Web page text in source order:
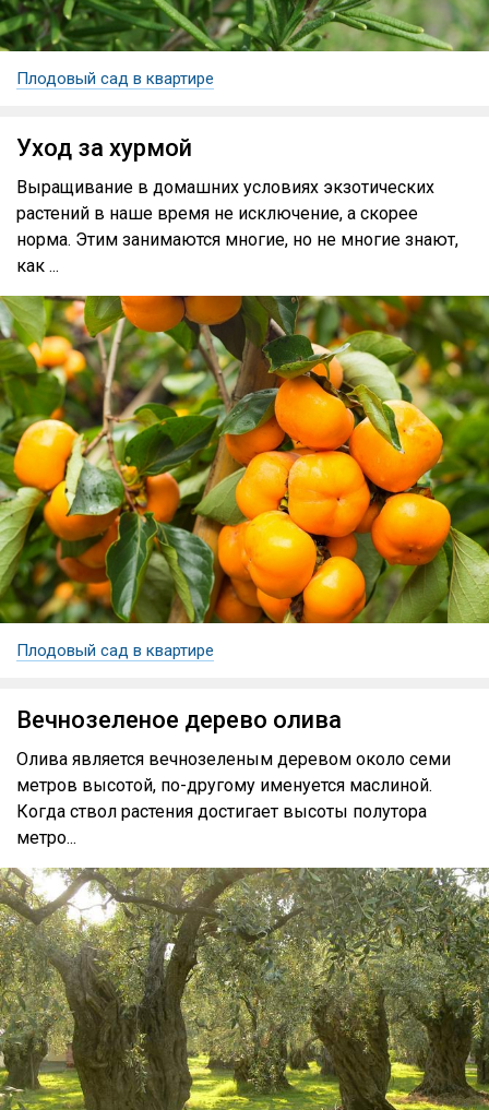
Плодовый сад в квартире
Уход за хурмой
Выращивание в домашних условиях экзотических
растений в наше время не исключение, а скорее
норма. Этим занимаются многие, но не многие знают,
как ...
Плодовый сад в квартире
Вечнозеленое дерево олива
Олива является вечнозеленым деревом около семи
метров высотой, по-другому именуется маслиной.
Когда ствол растения достигает высоты полутора
метро...